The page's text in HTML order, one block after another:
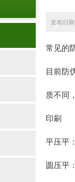
发布日
常见的
目前防
质不同
印刷
平压平
圆压平